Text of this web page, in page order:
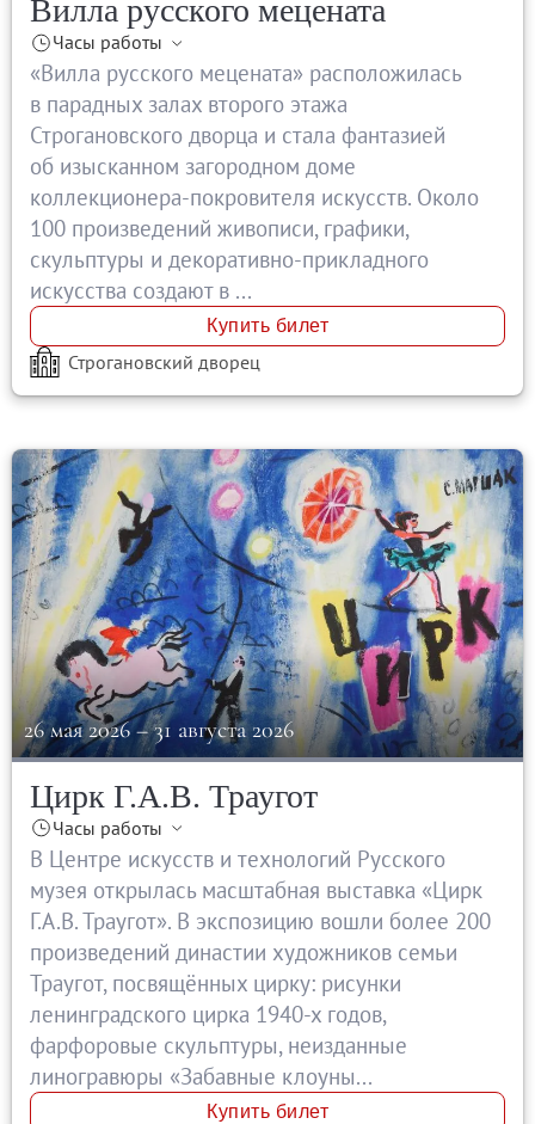
Вилла русского мецената
Часы работы
«Вилла русского мецената» расположилась
в парадных залах второго этажа
Строгановского дворца и стала фантазией
об изысканном загородном доме
коллекционера-покровителя искусств. Около
100 произведений живописи, графики,
скульптуры и декоративно-прикладного
искусства создают в ...
Купить билет
Строгановский дворец
26 мая 2026 – 31 августа 2026
Цирк Г.А.В. Траугот
Часы работы
В Центре искусств и технологий Русского
музея открылась масштабная выставка «Цирк
Г.А.В. Траугот». В экспозицию вошли более 200
произведений династии художников семьи
Траугот, посвящённых цирку: рисунки
ленинградского цирка 1940-х годов,
фарфоровые скульптуры, неизданные
линогравюры «Забавные клоуны...
Купить билет